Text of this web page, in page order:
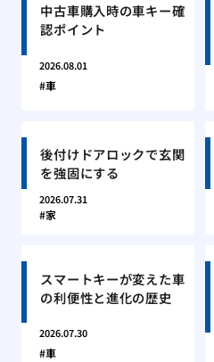
中古車購入時の車キー確
認ポイント
2026.08.01
車
後付けドアロックで玄関
を強固にする
2026.07.31
家
スマートキーが変えた車
の利便性と進化の歴史
2026.07.30
車